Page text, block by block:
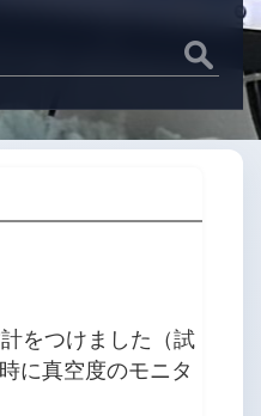
をつけました（試
に真空度のモニタ